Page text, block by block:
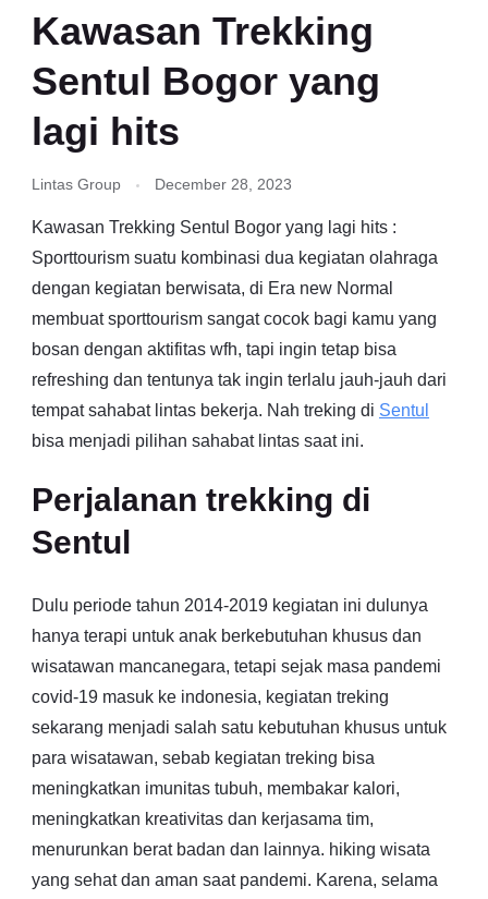
Kawasan Trekking
Sentul Bogor yang
lagi hits
Lintas Group December 28, 2023
Kawasan Trekking Sentul Bogor yang lagi hits :
Sporttourism suatu kombinasi dua kegiatan olahraga
dengan kegiatan berwisata, di Era new Normal
membuat sporttourism sangat cocok bagi kamu yang
bosan dengan aktifitas wfh, tapi ingin tetap bisa
refreshing dan tentunya tak ingin terlalu jauh-jauh dari
tempat sahabat lintas bekerja. Nah treking di Sentul
bisa menjadi pilihan sahabat lintas saat ini.
Perjalanan trekking di
Sentul
Dulu periode tahun 2014-2019 kegiatan ini dulunya
hanya terapi untuk anak berkebutuhan khusus dan
wisatawan mancanegara, tetapi sejak masa pandemi
covid-19 masuk ke indonesia, kegiatan treking
sekarang menjadi salah satu kebutuhan khusus untuk
para wisatawan, sebab kegiatan treking bisa
meningkatkan imunitas tubuh, membakar kalori,
meningkatkan kreativitas dan kerjasama tim,
menurunkan berat badan dan lainnya. hiking wisata
yang sehat dan aman saat pandemi. Karena, selama